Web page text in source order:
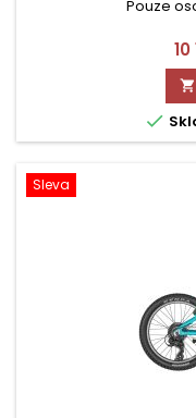
Pouze
10


Sleva